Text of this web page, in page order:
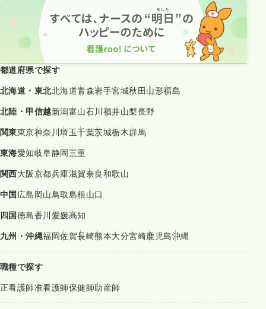
都道府県で探す
北海道・東北北海道青森岩手宮城秋田山形福島
北陸・甲信越新潟富山石川福井山梨長野
関東東京神奈川埼玉千葉茨城栃木群馬
東海愛知岐阜静岡三重
関西大阪京都兵庫滋賀奈良和歌山
中国広島岡山鳥取島根山口
四国徳島香川愛媛高知
九州・沖縄福岡佐賀長崎熊本大分宮崎鹿児島沖縄
職種で探す
正看護師准看護師保健師助産師